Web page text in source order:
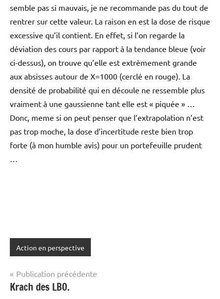
semble pas si mauvais, je ne recommande pas du tout de
rentrer sur cette valeur. La raison en est la dose de risque
excessive qu’il contient. En effet, si l’on regarde la
déviation des cours par rapport à la tendance bleue (voir
ci-dessus), on trouve qu’elle est extrèmement grande
aux absisses autour de X=1000 (cerclé en rouge). La
densité de probabilité qui en découle ne ressemble plus
vraiment à une gaussienne tant elle est « piquée » …
Donc, meme si on peut penser que l’extrapolation n’est
pas trop moche, la dose d’incertitude reste bien trop
forte (à mon humble avis) pour un portefeuille prudent
…
Action en perspective
Navigation
de
Publication précédente
Krach des LBO.